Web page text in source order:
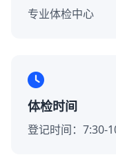
专业体检中心
体检时间
登记时间：7:30-